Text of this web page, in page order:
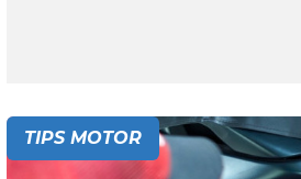
TIPS MOTOR